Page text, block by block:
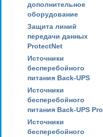
дополнительное
оборудование
Защита линий
передачи данных
ProtectNet
Источники
бесперебойного
питания Back-UPS
Источники
бесперебойного
питания Back-UPS Pro
Источники
бесперебойного